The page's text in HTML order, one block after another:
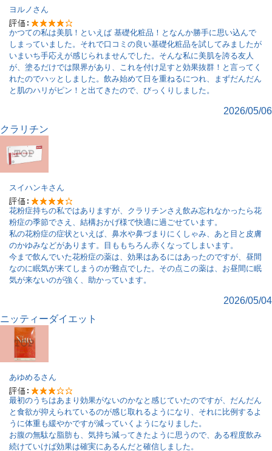
ヨルノ さん
かつての私は美肌！といえば 基礎化粧品！となんか勝手に思い込んで
しまっていました。それで口コミの良い基礎化粧品を試してみましたが
いまいち手応えが感じられませんでした。そんな私に美肌を誇る友人
が、塗るだけでは限界があり、これを付け足すと効果抜群！と言ってく
れたのでハッとしました。飲み始めて日を重ねるにつれ、まずだんだん
と肌のハリがピン！と出てきたので、びっくりしました。
2026/05/06
クラリチン
スイハンキさん
花粉症持ちの私ではありますが、クラリチンさえ飲み忘れなかったら花
粉症の季節でさえ、結構おかげ様で快適に過ごせています。
私の花粉症の症状といえば、鼻水や鼻づまりにくしゃみ、あと目と皮膚
のかゆみなどがあります。目ももちろん赤くなってしまいます。
今まで飲んでいた花粉症の薬は、効果はあるにはあったのですが、昼間
なのに眠気が来てしまうのが難点でした。その点この薬は、お昼間に眠
気が来ないのが強く、助かっています。
2026/05/04
ニッティーダイエット
あゆめるさん
最初のうちはあまり効果がないのかなと感じていたのですが、だんだん
と食欲が抑えられているのが感じ取れるようになり、それに比例するよ
うに体重も緩やかですが減っていくようになりました。
お腹の無駄な脂肪も、気持ち減ってきたように思うので、ある程度飲み
続けていけば効果は確実にあるんだと確信しました。